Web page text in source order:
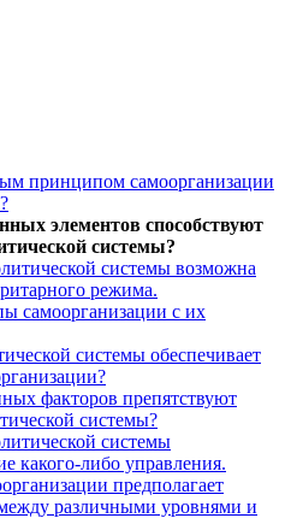
принципом самоорганизации
элементов способствуют
системы?
системы возможна
режима.
самоорганизации с их
системы обеспечивает
факторов препятствуют
системы?
системы
какого-либо управления.
предполагает
различными уровнями и